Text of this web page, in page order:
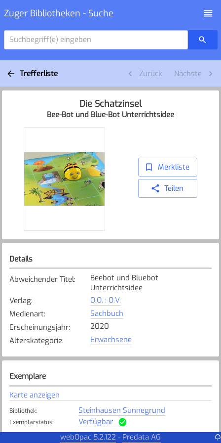
Zuger Bibliotheken - Suche
Suchbegriff(e) eingeben
Trefferliste Zurück Nächste
Die Schatzinsel
Bee-Bot und Blue-Bot Unterrichtsidee
Merkliste
Teilen
Details
Abweichender Titel:
Beebot und Bluebot
Unterrichtsidee
Verlag:
O.O. : O.V.
Medienart:
Sachbuch
Erscheinungsjahr:
2020
Alterskategorie: Erwachsene
Exemplare
Karte anzeigen
Bibliothek: Steinhausen Sunnegrund
Exemplarstatus:
Verfügbar
webOpac 5.2.122 - Predata AG